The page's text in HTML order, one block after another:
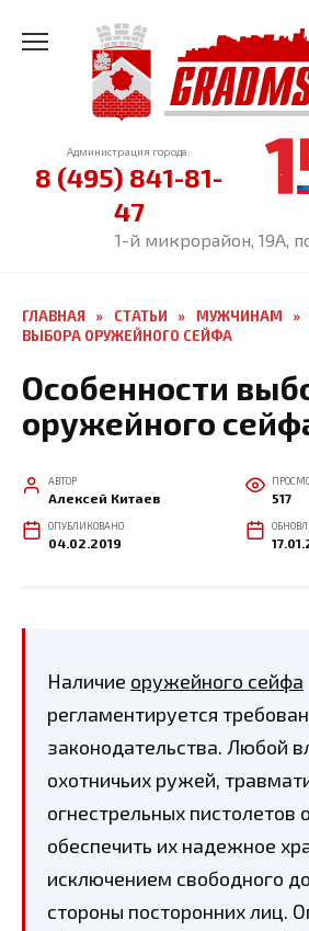
содержанию
Администрация города:
8 (495) 841-81-
47
1-й микрорайон, 19А,
ГЛАВНАЯ » СТАТЬИ » МУЖЧИНАМ »
ВЫБОРА ОРУЖЕЙНОГО СЕЙФА
Особенности
оружейного
АВТОР
Алексей Китаев 517
ОПУБЛИКОВАНО
04.02.2019
Наличие оружейного сейфа
регламентируется
законодательства. Любой
охотничьих ружей,
огнестрельных пистолетов
обеспечить их надежное
исключением свободного
стороны посторонних лиц.